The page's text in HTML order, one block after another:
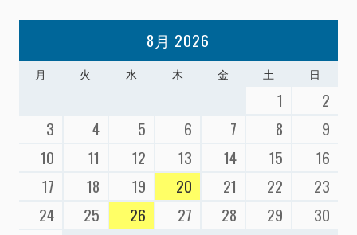
8月 2026
月 火 水 木 金 土 日
1
2
3
4 5 6 7 8
9
10
11 12 13 14 15
16
17
18 19 20 21 22
23
24
25 26 27 28 29
30